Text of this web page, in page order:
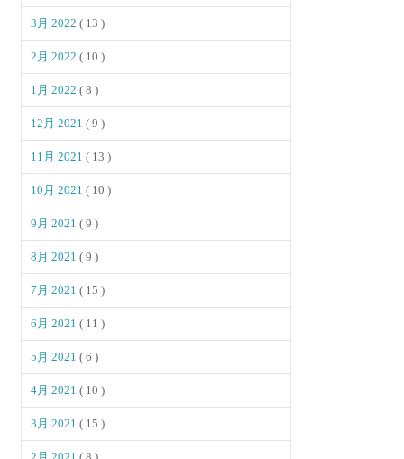
3月 2022( 13 )
2月 2022( 10 )
1月 2022( 8 )
12月 2021( 9 )
11月 2021( 13 )
10月 2021( 10 )
9月 2021( 9 )
8月 2021( 9 )
7月 2021( 15 )
6月 2021( 11 )
5月 2021( 6 )
4月 2021( 10 )
3月 2021( 15 )